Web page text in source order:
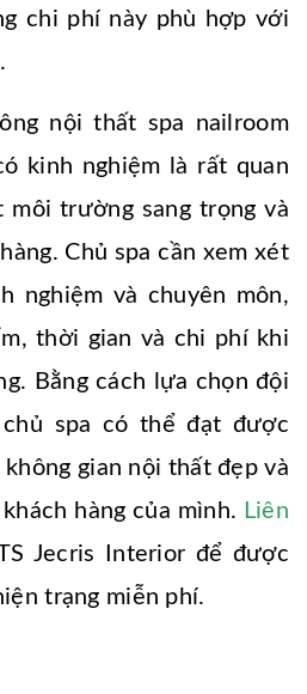
chi phí này phù hợp với
nội thất spa nailroom
kinh nghiệm là rất quan
môi trường sang trọng và
Chủ spa cần xem xét
nghiệm và chuyên môn,
thời gian và chi phí khi
Bằng cách lựa chọn đội
spa có thể đạt được
gian nội thất đẹp và
hàng của mình. Liên
Jecris Interior để được
trạng miễn phí.